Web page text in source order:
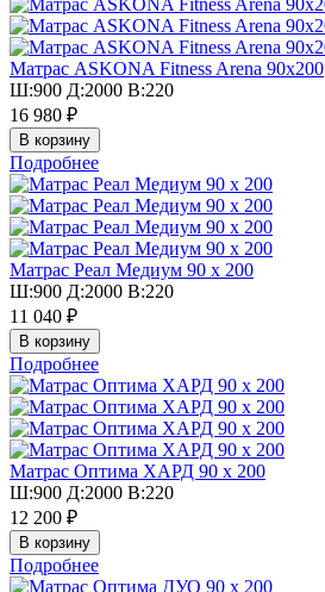
Матрас ASKONA Fitness Arena 90х200
Ш:900 Д:2000 В:220
16 980 ₽
Подробнее
Матрас Реал Медиум 90 х 200
Ш:900 Д:2000 В:220
11 040 ₽
Подробнее
Матрас Оптима ХАРД 90 х 200
Ш:900 Д:2000 В:220
12 200 ₽
Подробнее